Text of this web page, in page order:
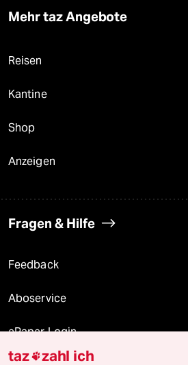
Mehr taz Angebote
Reisen
Kantine
Shop
Anzeigen
Fragen & Hilfe
Feedback
Aboservice
ePaper Login
taz zahl ich